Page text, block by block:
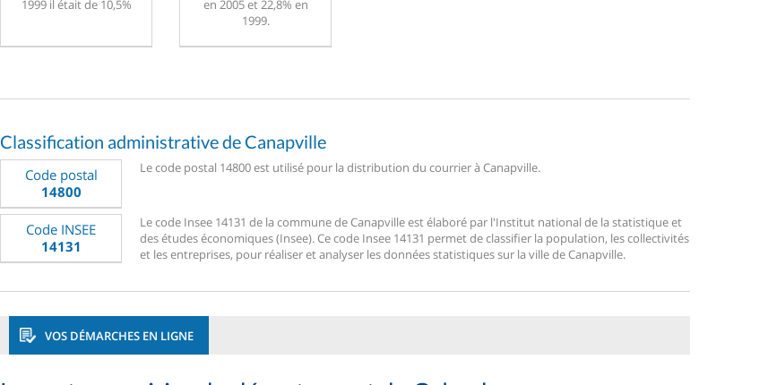
1999 il était de 10,5%
en 2005 et 22,8% en
1999.
Classification administrative de Canapville
Code postal
14800
Le code postal 14800 est utilisé pour la distribution du courrier à Canapville.
Code INSEE
14131
Le code Insee 14131 de la commune de Canapville est élaboré par l'Institut national de la statistique et
des études économiques (Insee). Ce code Insee 14131 permet de classifier la population, les collectivités
et les entreprises, pour réaliser et analyser les données statistiques sur la ville de Canapville.
VOS DÉMARCHES EN LIGNE